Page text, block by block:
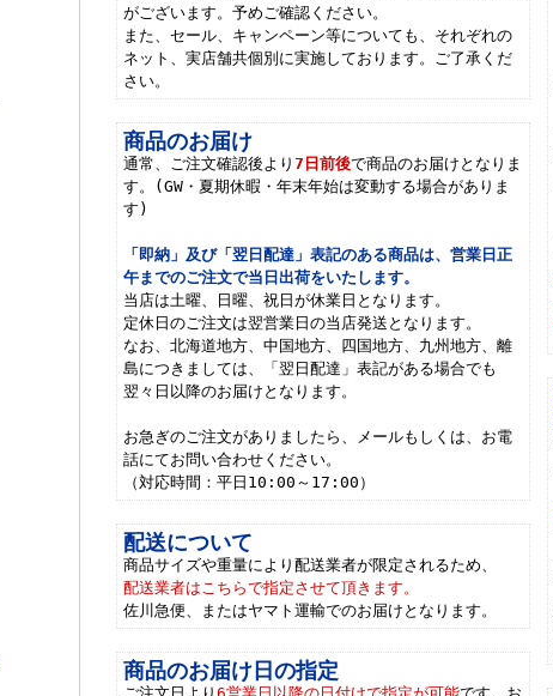
がございます。予めご確認ください。
また、セール、キャンペーン等についても、それぞれの
ネット、実店舗共個別に実施しております。ご了承くだ
さい。
商品のお届け
通常、ご注文確認後より 7日前後で商品のお届けとなりま
す。(GW・夏期休暇・年末年始は変動する場合がありま
す)
「即納」及び「翌日配達」表記のある商品は、営業日正
午までのご注文で当日出荷をいたします。
当店は土曜、日曜、祝日が休業日となります。
定休日のご注文は翌営業日の当店発送となります。
なお、北海道地方、中国地方、四国地方、九州地方、離
島につきましては、「翌日配達」表記がある場合でも
翌々日以降のお届けとなります。
お急ぎのご注文がありましたら、メールもしくは、お電
話にてお問い合わせください。
（対応時間：平日10:00～17:00）
配送について
商品サイズや重量により配送業者が限定されるため、
配送業者はこちらで指定させて頂きます。
佐川急便、またはヤマト運輸でのお届けとなります。
商品のお届け日の指定